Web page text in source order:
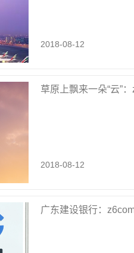
2018-08-12
草原上飘来一朵“云”
2018-08-12
广东建设银行：